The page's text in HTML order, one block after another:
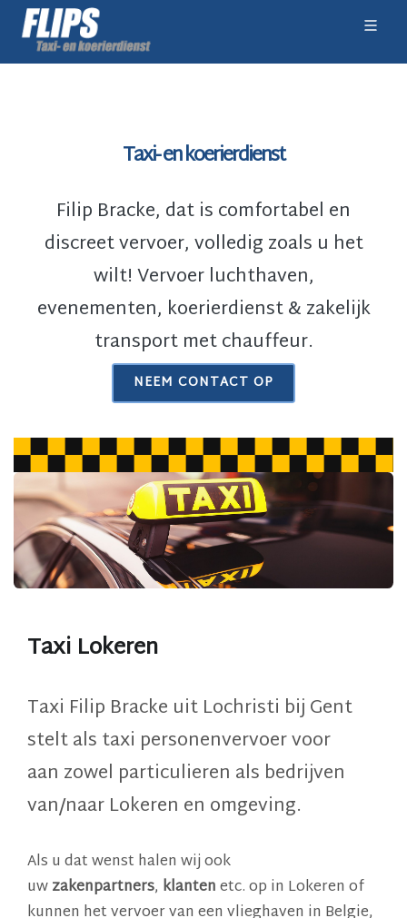
Taxi- en koerierdienst
Filip Bracke, dat is comfortabel en
discreet vervoer, volledig zoals u het
wilt! Vervoer luchthaven,
evenementen, koerierdienst & zakelijk
transport met chauffeur.
NEEM CONTACT OP
Taxi Lokeren
Taxi Filip Bracke uit Lochristi bij Gent
stelt alstaxi personenvervoervoor
aan zowel particulieren als bedrijven
van/naar Lokeren en omgeving.
Als u dat wenst halen wij ook
uwzakenpartners, klantenetc. op in Lokeren of